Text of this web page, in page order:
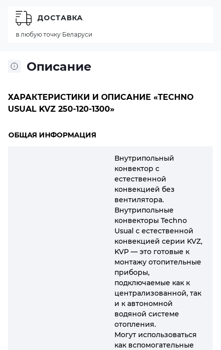
Описание
ХАРАКТЕРИСТИКИ И ОПИСАНИЕ «TECHNO
USUAL KVZ 250-120-1300»
ОБЩАЯ ИНФОРМАЦИЯ
Внутрипольный
конвектор с
естественной
конвекцией без
вентилятора.
Внутрипольные
конвекторы Techno
Usual с естественной
конвекцией серии KVZ,
KVP — это готовые к
монтажу отопительные
приборы,
подключаемые как к
централизованной, так
и к автономной
водяной системе
отопления.
Могут использоваться
как вспомогательные
ДОСТАВКА
в любую точку Беларуси